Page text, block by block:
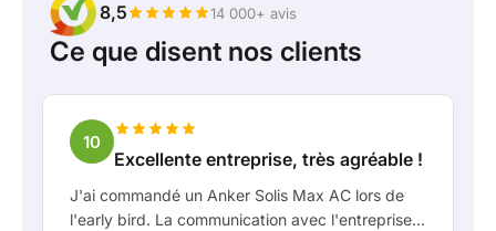
8,5 14 000+ avis
Ce que disent nos clients
10
Excellente entreprise, très agréable !
J'ai commandé un Anker Solis Max AC lors de
l'early bird. La communication avec l'entreprise,